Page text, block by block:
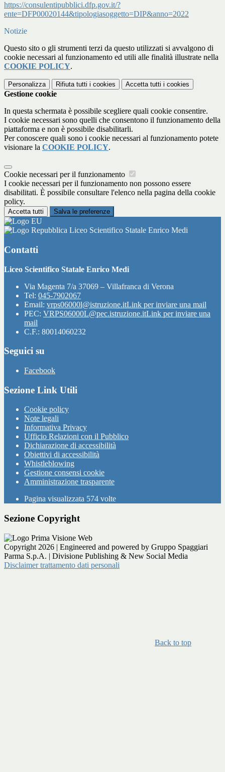
https://consulentipubblici.dfp.gov.it/?
ente=DFP00020144&tipologiasoggetto=DIP&anno=2022
Notizie
Questo sito o gli strumenti terzi da questo utilizzati si avvalgono di
cookie necessari al funzionamento ed utili alle finalità illustrate nella
COOKIE POLICY.
Personalizza Rifiuta tutti i cookies Accetta tutti i cookies
Gestione cookie
In questa schermata è possibile scegliere quali cookie consentire.
I cookie necessari sono quelli che consentono il funzionamento della
piattaforma e non è possibile disabilitarli.
Per conoscere quali sono i cookie necessari al funzionamento potete
visionare la COOKIE POLICY.
Cookie necessari per il funzionamento
I cookie necessari per il funzionamento non possono essere
disabilitati. È possibile consultare l'elenco nella pagina della cookie
policy.
Accetta tutti Salva le preferenze
Liceo Scientifico Statale Enrico Medi
Contatti
Liceo Scientifico Statale Enrico Medi
Via Magenta 7/a 37069 – Villafranca di Verona
Tel: 045-7902067
Email: vrps06000l@istruzione.itLink per inviare una mail
PEC: VRPS06000L@pec.istruzione.itLink per inviare una
mail
C.F.: 80014060232
Seguici su
Facebook
Sezione Link Utili
Cookie policy
Note legali
Informativa Privacy
Ufficio Relazioni con il Pubblico
Dichiarazione di accessibilità
Obiettivi di accessibilità
Whistleblowing
Gestione consensi cookie
Amministrazione trasparente
Pagina visualizzata 574 volte
Sezione Copyright
Copyright 2026 | Engineered and powered by Gruppo Spaggiari
Parma S.p.A. | Divisione Publishing & New Social Media
Disclaimer trattamento dati personali
Back to top